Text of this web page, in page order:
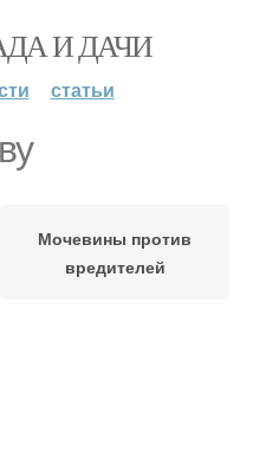
И ДАЧИ
статьи
Мочевины против
вредителей